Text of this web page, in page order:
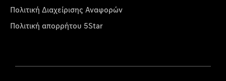
Πολιτική Διαχείρισης Αναφορών
Πολιτική απορρήτου 5Star